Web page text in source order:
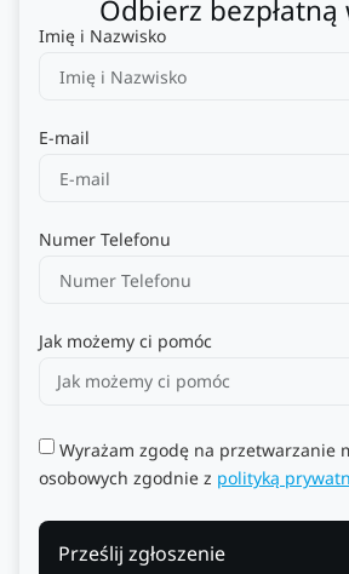
Odbierz bezpłatną
Imię i Nazwisko
E-mail
Numer Telefonu
Jak możemy ci pomóc
Wyrażam zgodę na przetwarzanie
osobowych zgodnie z polityką
Prześlij zgłoszenie